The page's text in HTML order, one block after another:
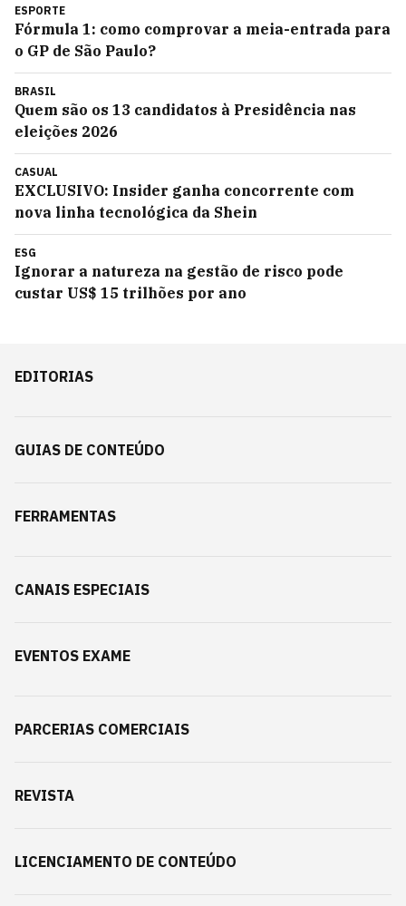
ESPORTE
Fórmula 1: como comprovar a meia-entrada para
o GP de São Paulo?
BRASIL
Quem são os 13 candidatos à Presidência nas
eleições 2026
CASUAL
EXCLUSIVO: Insider ganha concorrente com
nova linha tecnológica da Shein
ESG
Ignorar a natureza na gestão de risco pode
custar US$ 15 trilhões por ano
EDITORIAS
GUIAS DE CONTEÚDO
FERRAMENTAS
CANAIS ESPECIAIS
EVENTOS EXAME
PARCERIAS COMERCIAIS
REVISTA
LICENCIAMENTO DE CONTEÚDO